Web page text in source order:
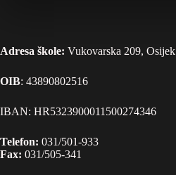
Adresa škole: Vukovarska 209, Osijek
OIB: 43890802516
IBAN: HR5323900011500274346
Telefon: 031/501-933
Fax: 031/505-341